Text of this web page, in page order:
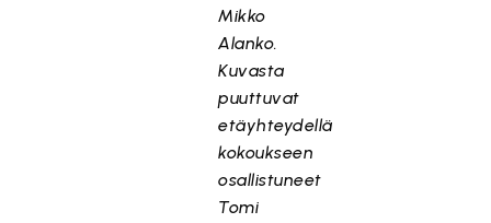
Mikko
Alanko.
Kuvasta
puuttuvat
etäyhteydellä
kokoukseen
osallistuneet
Tomi